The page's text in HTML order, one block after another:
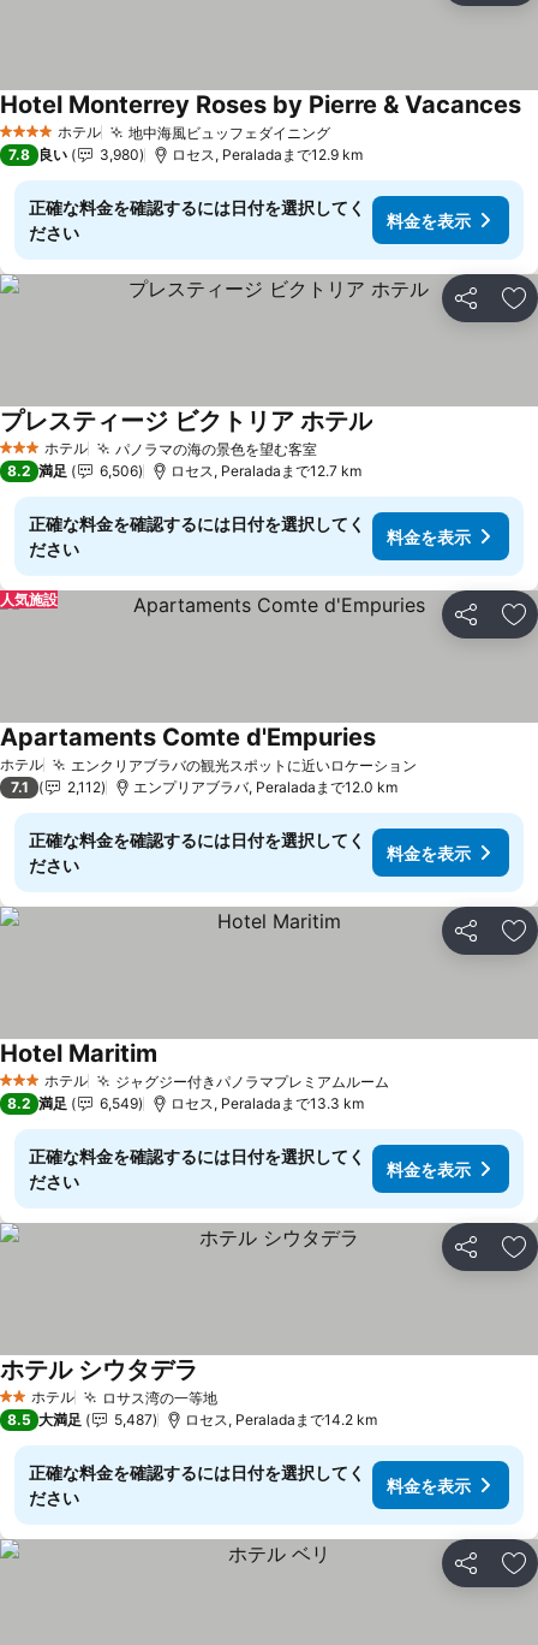
4 ホテルのランク
ホテル 地中海風ビュッフェダイニング料金を表示
Hotel Monterrey Roses by Pierre & Vacances
7.8 良い 3,980 ロセス, Peraladaまで12.9 km
正確な料金を確認するには日付を選択してく
ださい
料金を表示
シェア お
3 ホテルのランク
ホテル パノラマの海の景色を望む客室料金を表示
プレスティージ ビクトリア ホテル
8.2 満足 6,506 ロセス, Peraladaまで12.7 km
正確な料金を確認するには日付を選択してく
ださい
料金を表示
シェア お
人気施設
ホテル エンクリアブラバの観光スポットに近いロケーション
Apartaments Comte d'Empuries料金を表示
7.1 2,112 エンプリアブラバ, Peraladaまで12.0 km
正確な料金を確認するには日付を選択してく
ださい
料金を表示
シェア お
3 ホテルのランク
ホテル ジャグジー付きパノラマプレミアムルーム
Hotel Maritim
8.2 満足 6,549 ロセス, Peraladaまで13.3 km
正確な料金を確認するには日付を選択してく
ださい
料金を表示
シェア お
2 ホテルのランク
ホテル ロサス湾の一等地料金を表示
ホテル シウタデラ
8.5 大満足 5,487 ロセス, Peraladaまで14.2 km
正確な料金を確認するには日付を選択してく
ださい
料金を表示
シェア お